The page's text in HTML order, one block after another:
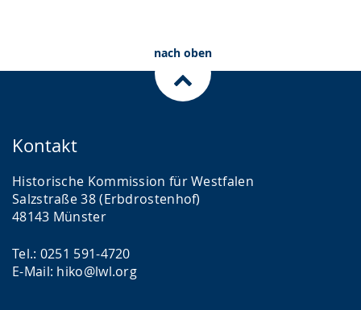
nach oben
Kontakt
Historische Kommission für Westfalen
Salzstraße 38 (Erbdrostenhof)
48143 Münster
Tel.: 0251 591-4720
E-Mail: hiko@lwl.org